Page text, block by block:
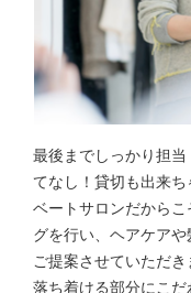
最後までしっかり担
てなし！貸切も出来
ベートサロンだから
グを行い、ヘアケア
ご提案させていただ
落ち着ける部分にこ